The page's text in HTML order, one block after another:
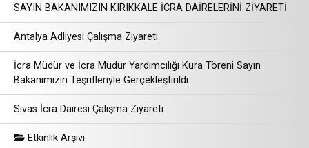
SAYIN BAKANIMIZIN KIRIKKALE İCRA DAİRELERİNİ ZİYARETİ
Antalya Adliyesi Çalışma Ziyareti
İcra Müdür ve İcra Müdür Yardımcılığı Kura Töreni Sayın
Bakanımızın Teşrifleriyle Gerçekleştirildi.
Sivas İcra Dairesi Çalışma Ziyareti
Etkinlik Arşivi